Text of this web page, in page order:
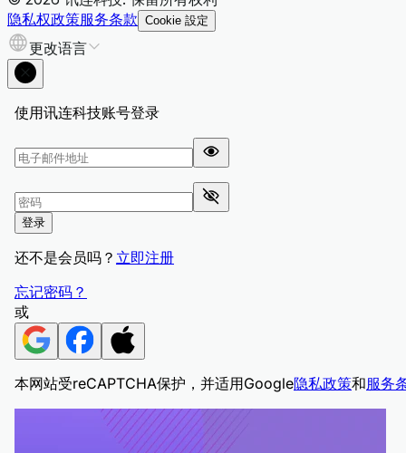
隐私权政策服务条款 Cookie 設定
更改语言